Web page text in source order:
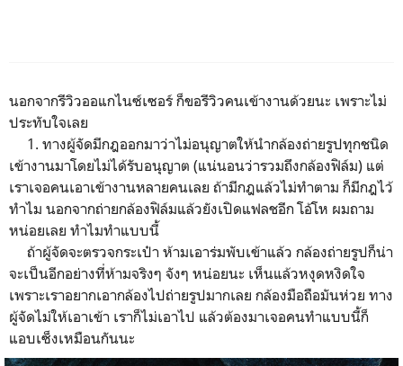
นอกจากรีวิวออแกไนซ์เซอร์ ก็ขอรีวิวคนเข้างานด้วยนะ เพราะไม่
ประทับใจเลย
1. ทางผู้จัดมีกฎออกมาว่าไม่อนุญาตให้นำกล้องถ่ายรูปทุกชนิด
เข้างานมาโดยไม่ได้รับอนุญาต (แน่นอนว่ารวมถึงกล้องฟิล์ม) แต่
เราเจอคนเอาเข้างานหลายคนเลย ถ้ามีกฎแล้วไม่ทำตาม ก็มีกฎไว้
ทำไม นอกจากถ่ายกล้องฟิล์มแล้วยังเปิดแฟลชอีก โอ้โห ผมถาม
หน่อยเลย ทำไมทำแบบนี้
ถ้าผู้จัดจะตรวจกระเป๋า ห้ามเอาร่มพับเข้าแล้ว กล้องถ่ายรูปก็น่า
จะเป็นอีกอย่างที่ห้ามจริงๆ จังๆ หน่อยนะ เห็นแล้วหงุดหงิดใจ
เพราะเราอยากเอากล้องไปถ่ายรูปมากเลย กล้องมือถือมันห่วย ทาง
ผู้จัดไม่ให้เอาเข้า เราก็ไม่เอาไป แล้วต้องมาเจอคนทำแบบนี้ก็
แอบเซ็งเหมือนกันนะ